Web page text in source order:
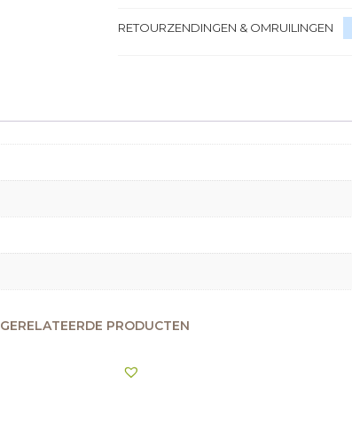
RETOURZENDINGEN & OMRUILINGEN
GERELATEERDE PRODUCTEN